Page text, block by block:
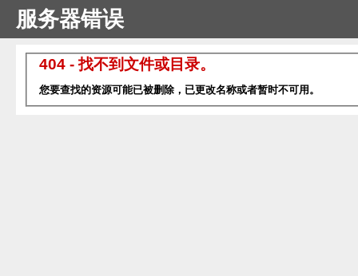
服务器错误
404 - 找不到文件或目录。
您要查找的资源可能已被删除，已更改名称或者暂时不可用。